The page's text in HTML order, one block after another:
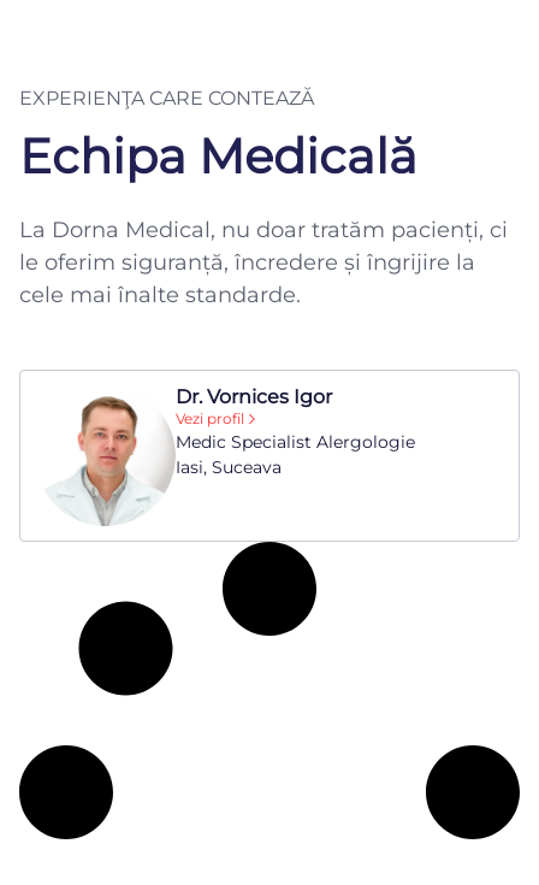
EXPERIENŢA CARE CONTEAZĂ
Echipa Medicală
La Dorna Medical, nu doar tratăm pacienți, ci
le oferim siguranță, încredere și îngrijire la
cele mai înalte standarde.
Dr. Vornices Igor
Vezi profil
Medic Specialist Alergologie
Iasi, Suceava